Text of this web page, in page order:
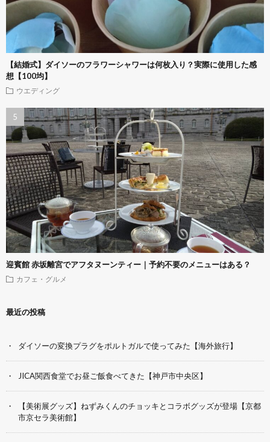
【結婚式】ダイソーのフラワーシャワーは何枚入り？実際に使用した感
想【100均】
ウエディング
迎賓館 赤坂離宮でアフタヌーンティー｜予約不要のメニューはある？
カフェ・グルメ
最近の投稿
ダイソーの変換プラグをポルトガルで使ってみた【海外旅行】
JICA関西食堂でお昼ご飯食べてきた【神戸市中央区】
【美術展グッズ】ねずみくんのチョッキとコラボグッズが登場【京都
市京セラ美術館】